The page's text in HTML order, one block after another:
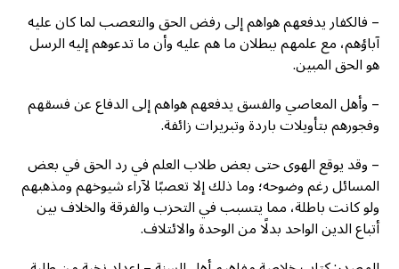
– فالكفار يدفعهم هواهم إلى رفض الحق والتعصب لما كان عليه
آباؤهم، مع علمهم ببطلان ما هم عليه وأن ما تدعوهم إليه الرسل
هو الحق المبين.
– وأهل المعاصي والفسق يدفعهم هواهم إلى الدفاع عن فسقهم
وفجورهم بتأويلات باردة وتبريرات زائفة.
– وقد يوقع الهوى حتى بعض طلاب العلم في رد الحق في بعض
المسائل رغم وضوحه؛ وما ذلك إلا تعصبًا لآراء شيوخهم ومذهبهم
ولو كانت باطلة، مما يتسبب في التحزب والفرقة والخلاف بين
أتباع الدين الواحد بدلًا من الوحدة والائتلاف.